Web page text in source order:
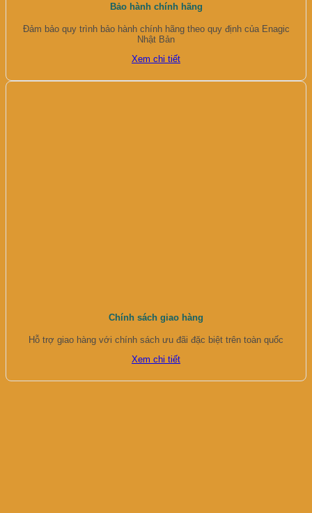
Bảo hành chính hãng
Đảm bảo quy trình bảo hành chính hãng theo quy định của Enagic
Nhật Bản
Xem chi tiết
Chính sách giao hàng
Hỗ trợ giao hàng với chính sách ưu đãi đặc biệt trên toàn quốc
Xem chi tiết